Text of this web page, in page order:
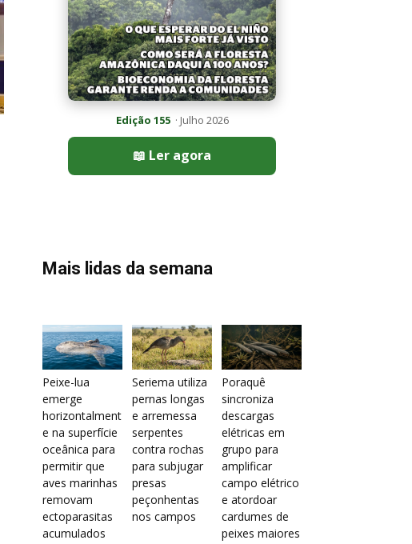
Edição 155· Julho 2026
📖 Ler agora
Mais lidas da semana
Peixe-lua
emerge
horizontalment
e na superfície
oceânica para
permitir que
aves marinhas
removam
ectoparasitas
acumulados
Seriema utiliza
pernas longas
e arremessa
serpentes
contra rochas
para subjugar
presas
peçonhentas
nos campos
Poraquê
sincroniza
descargas
elétricas em
grupo para
amplificar
campo elétrico
e atordoar
cardumes de
peixes maiores